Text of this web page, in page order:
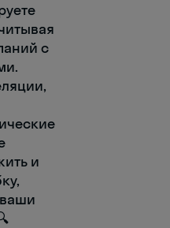
с
и